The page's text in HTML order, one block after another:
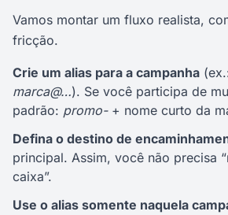
Vamos montar um fluxo realista,
fricção.
Crie um alias para a campanha
marca@…). Se você participa de
padrão: promo-+ nome curto da
Defina o destino de
principal. Assim, você não precisa
caixa”.
Use o alias somente naquela